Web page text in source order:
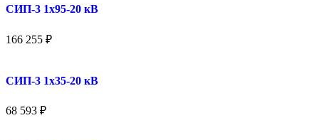
СИП-3 1x95-20 кВ
166 255 ₽
СИП-3 1x35-20 кВ
68 593 ₽